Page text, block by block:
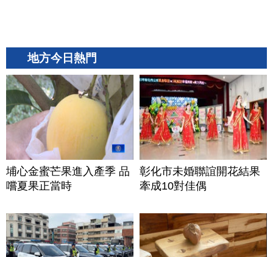
地方今日熱門
埔心金蜜芒果進入產季 品
嚐夏果正當時
彰化市未婚聯誼開花結果
牽成10對佳偶